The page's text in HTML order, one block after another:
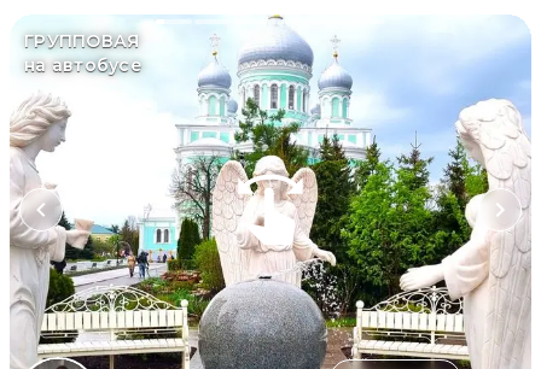
ГРУППОВАЯ
на автобусе